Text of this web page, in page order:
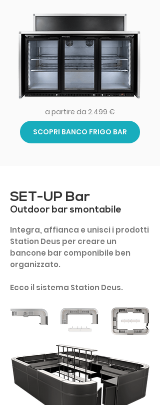
a partire da 2.499 €
SCOPRI BANCO FRIGO BAR
SET-UP Bar
Outdoor bar smontabile
Integra, affianca e unisci i prodotti
Station Deus per creare un
bancone bar componibile ben
organizzato.
Ecco il sistema Station Deus.